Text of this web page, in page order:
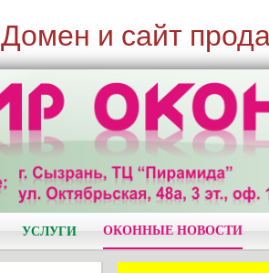
Домен и сайт
УСЛУГИ ОКОННЫЕ НОВОСТИ